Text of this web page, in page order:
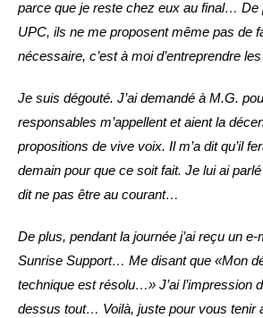
parce que je reste chez eux au final… De
UPC, ils ne me proposent même pas de
nécessaire, c’est à moi d’entreprendre
Je suis dégouté. J’ai demandé à M.G.
responsables m’appellent et aient la
propositions de vive voix. Il m’a dit qu’il
demain pour que ce soit fait. Je lui ai parlé
dit ne pas être au courant…
De plus, pendant la journée j’ai reçu un
Sunrise Support… Me disant que «Mon
technique est résolu…» J’ai l’impression
dessus tout… Voilà, juste pour vous